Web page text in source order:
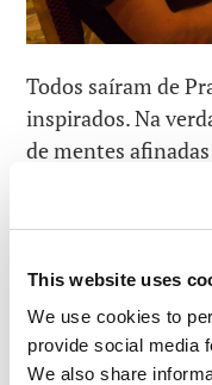
This website uses
We use cookies to
provide social media
We also share
Todos saíram de
inspirados. Na
de mentes
LEIA